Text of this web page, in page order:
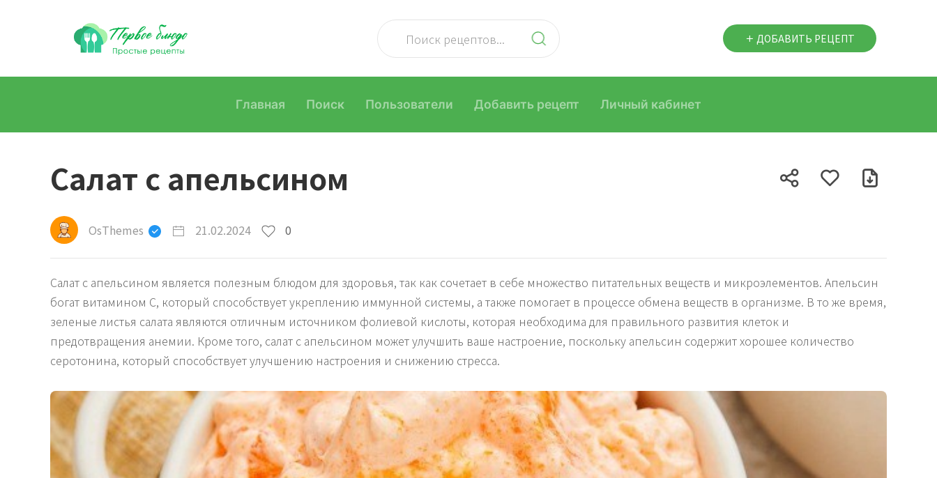
ДОБАВИТЬ РЕЦЕПТ
Главная Поиск Пользователи Добавить рецепт Личный кабинет
Салат с апельсином
OsThemes 21.02.2024 0
Салат с апельсином является полезным блюдом для здоровья, так как сочетает в себе множество питательных веществ и микроэлементов. Апельсин
богат витамином С, который способствует укреплению иммунной системы, а также помогает в процессе обмена веществ в организме. В то же время,
зеленые листья салата являются отличным источником фолиевой кислоты, которая необходима для правильного развития клеток и
предотвращения анемии. Кроме того, салат с апельсином может улучшить ваше настроение, поскольку апельсин содержит хорошее количество
серотонина, который способствует улучшению настроения и снижению стресса.